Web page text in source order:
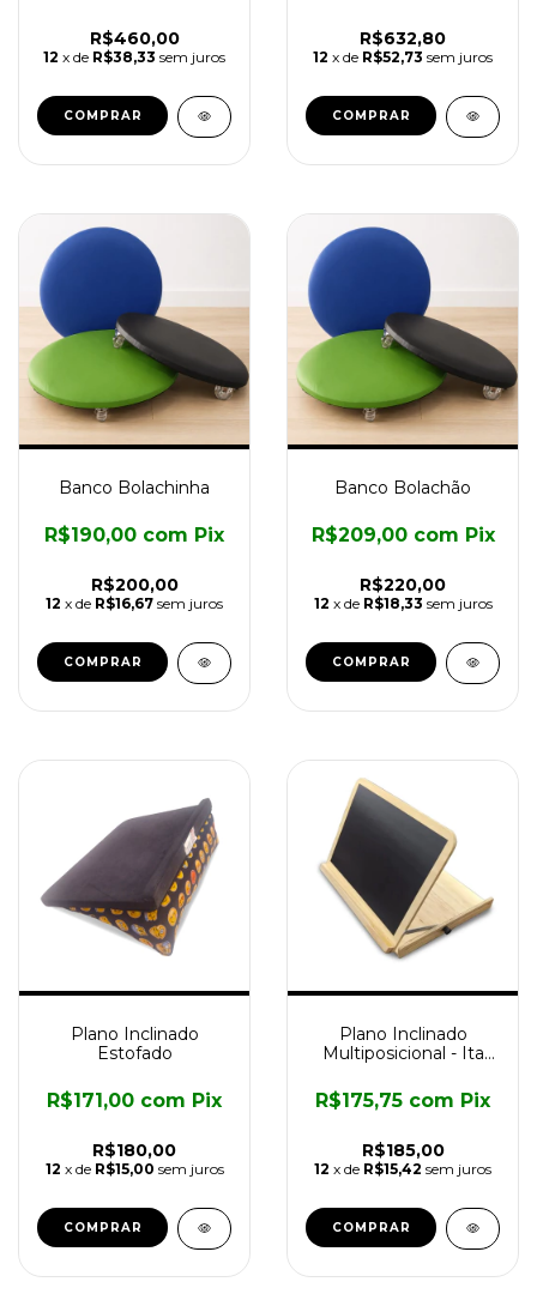
R$460,00
12 x de R$38,33 sem juros
R$632,80
12 x de R$52,73 sem juros
COMPRAR
Banco Bolachinha
R$200,00
R$190,00 com Pix
12 x de R$16,67 sem juros
COMPRAR
Banco Bolachão
R$220,00
R$209,00 com Pix
12 x de R$18,33 sem juros
COMPRAR
Plano Inclinado
Estofado
R$180,00
R$171,00 com Pix
12 x de R$15,00 sem juros
COMPRAR
Plano Inclinado
Multiposicional - Ita
R$185,00
R$175,75 com Pix
12 x de R$15,42 sem juros